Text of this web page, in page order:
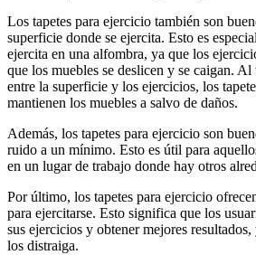
Los tapetes para ejercicio también son
superficie donde se ejercita. Esto es
ejercita en una alfombra, ya que los
que los muebles se deslicen y se caigan. Al
entre la superficie y los ejercicios, los
mantienen los muebles a salvo de daños.
Además, los tapetes para ejercicio son
ruido a un mínimo. Esto es útil para
en un lugar de trabajo donde hay otros
Por último, los tapetes para ejercicio
para ejercitarse. Esto significa que los
sus ejercicios y obtener mejores
los distraiga.